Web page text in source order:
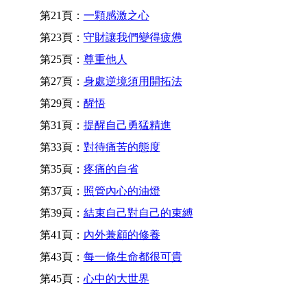
第21頁： 一顆感激之心
第23頁： 守財讓我們變得疲憊
第25頁： 尊重他人
第27頁： 身處逆境須用開拓法
第29頁： 醒悟
第31頁： 提醒自己勇猛精進
第33頁： 對待痛苦的態度
第35頁： 疼痛的自省
第37頁： 照管內心的油燈
第39頁： 結束自己對自己的束縛
第41頁： 內外兼顧的修養
第43頁： 每一條生命都很可貴
第45頁： 心中的大世界